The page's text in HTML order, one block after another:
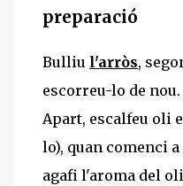
preparació
Bulliu l'arròs,
escorreu-lo de nou.
Apart, escalfeu oli
lo), quan comenci
agafi l'aroma del